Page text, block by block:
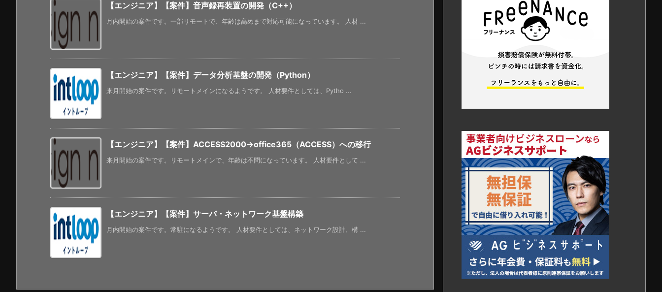
【エンジニア】【案件】音声録再装置の開発（C++）
月内開始の案件です。一部リモートで、年齢は高めまで対応可能になっています。 人材 ...
【エンジニア】【案件】データ分析基盤の開発（Python）
来月開始の案件です。リモートメインになるようです。 人材要件としては、Pytho ...
【エンジニア】【案件】ACCESS2000→office365（ACCESS）への移行
来月開始の案件です。リモートメインで、年齢は不問になっています。 人材要件として ...
【エンジニア】【案件】サーバ・ネットワーク基盤構築
月内開始の案件です。常駐になるようです。 人材要件としては、ネットワーク設計、構 ...